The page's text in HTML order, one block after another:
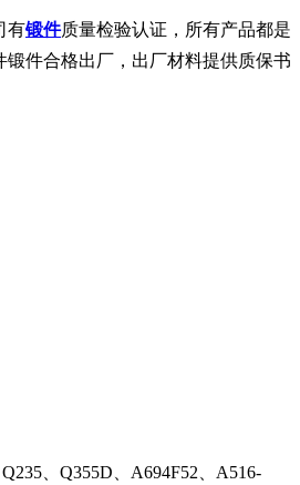
有锻件质量检验认证，所有产品都是
件合格出厂，出厂材料提供质保书
、Q355D、A694F52、A516-